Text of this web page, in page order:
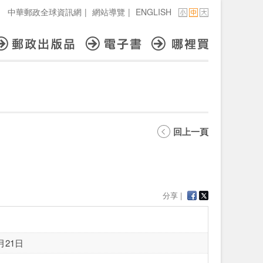
中華郵政全球資訊網 | 網站導覽 | ENGLISH
回上一頁
分享 |
21日